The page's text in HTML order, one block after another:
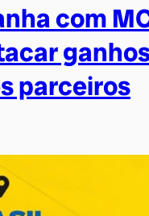
com
parceiros